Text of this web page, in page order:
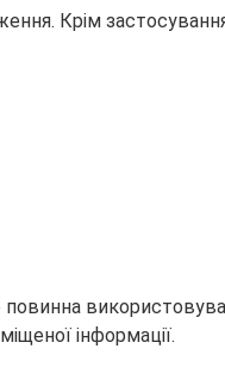
Крім
інформації.